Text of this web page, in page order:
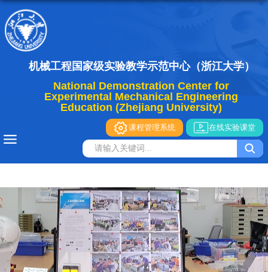
机械工程国家级实验教学示范中心（浙江大学）
National Demonstration Center for
Experimental Mechanical Engineering
Education (Zhejiang University)
课程管理系统 在线实验课堂